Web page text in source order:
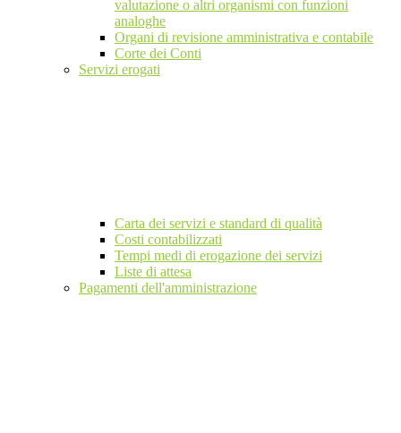
valutazione o altri organismi con funzioni
analoghe
Organi di revisione amministrativa e contabile
Corte dei Conti
Servizi erogati
Carta dei servizi e standard di qualità
Costi contabilizzati
Tempi medi di erogazione dei servizi
Liste di attesa
Pagamenti dell'amministrazione